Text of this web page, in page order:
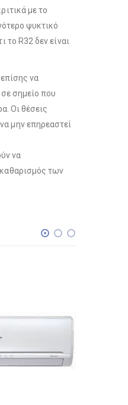
με το
ψυκτικό
το R32 δεν είναι
να
σημείο που
Οι θέσεις
μην επηρεαστεί
να
των